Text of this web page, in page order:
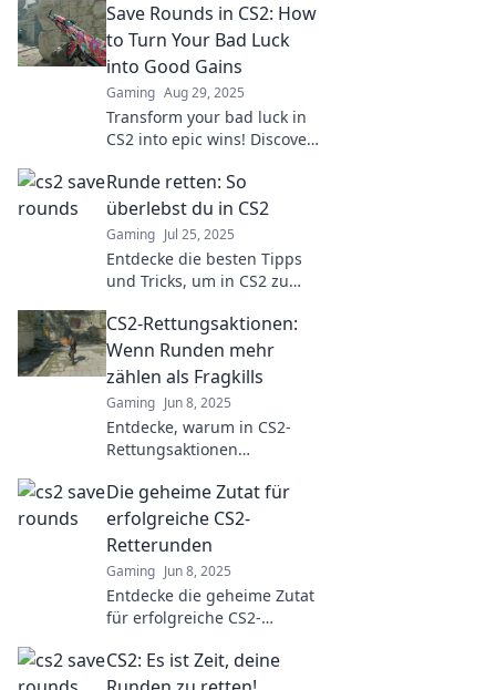
Save Rounds in CS2: How
to Turn Your Bad Luck
into Good Gains
Gaming Aug 29, 2025
Transform your bad luck in
CS2 into epic wins! Discover
dominate the game like
never before.
Runde retten: So
überlebst du in CS2
Gaming Jul 25, 2025
Entdecke die besten Tipps
und Tricks, um in CS2 zu
meisterst du das Spiel und
wirst zum Profi!
CS2-Rettungsaktionen:
Wenn Runden mehr
zählen als Fragkills
Gaming Jun 8, 2025
Entdecke, warum in CS2-
Rettungsaktionen
Kills! Lerne Strategien, die
den Unterschied machen.
Die geheime Zutat für
erfolgreiche CS2-
Retterunden
Gaming Jun 8, 2025
Entdecke die geheime Zutat
für erfolgreiche CS2-
katapultiere dein Team zum
Sieg! Lass dir diesen Game-
CS2: Es ist Zeit, deine